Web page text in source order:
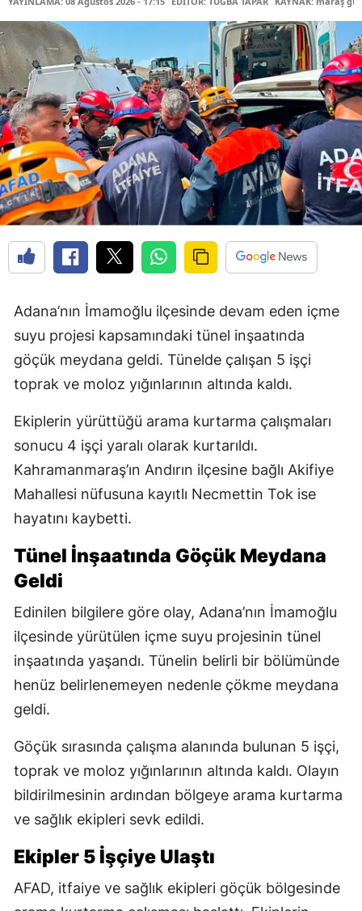
Adana’nın İmamoğlu ilçesinde devam eden içme
suyu projesi kapsamındaki tünel inşaatında
göçük meydana geldi. Tünelde çalışan 5 işçi
toprak ve moloz yığınlarının altında kaldı.
Ekiplerin yürüttüğü arama kurtarma çalışmaları
sonucu 4 işçi yaralı olarak kurtarıldı.
Kahramanmaraş’ın Andırın ilçesine bağlı Akifiye
Mahallesi nüfusuna kayıtlı Necmettin Tok ise
hayatını kaybetti.
Tünel İnşaatında Göçük Meydana
Geldi
Edinilen bilgilere göre olay, Adana’nın İmamoğlu
ilçesinde yürütülen içme suyu projesinin tünel
inşaatında yaşandı. Tünelin belirli bir bölümünde
henüz belirlenemeyen nedenle çökme meydana
geldi.
Göçük sırasında çalışma alanında bulunan 5 işçi,
toprak ve moloz yığınlarının altında kaldı. Olayın
bildirilmesinin ardından bölgeye arama kurtarma
ve sağlık ekipleri sevk edildi.
Ekipler 5 İşçiye Ulaştı
AFAD, itfaiye ve sağlık ekipleri göçük bölgesinde